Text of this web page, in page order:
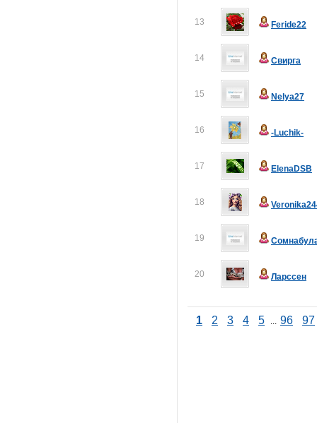
13 Feride22
14 Свирга
15 Nelya27
16 -Luchik-
17 ElenaDSB
18
19
20 Ларссен
1 2 3 4 5 ... 96 97